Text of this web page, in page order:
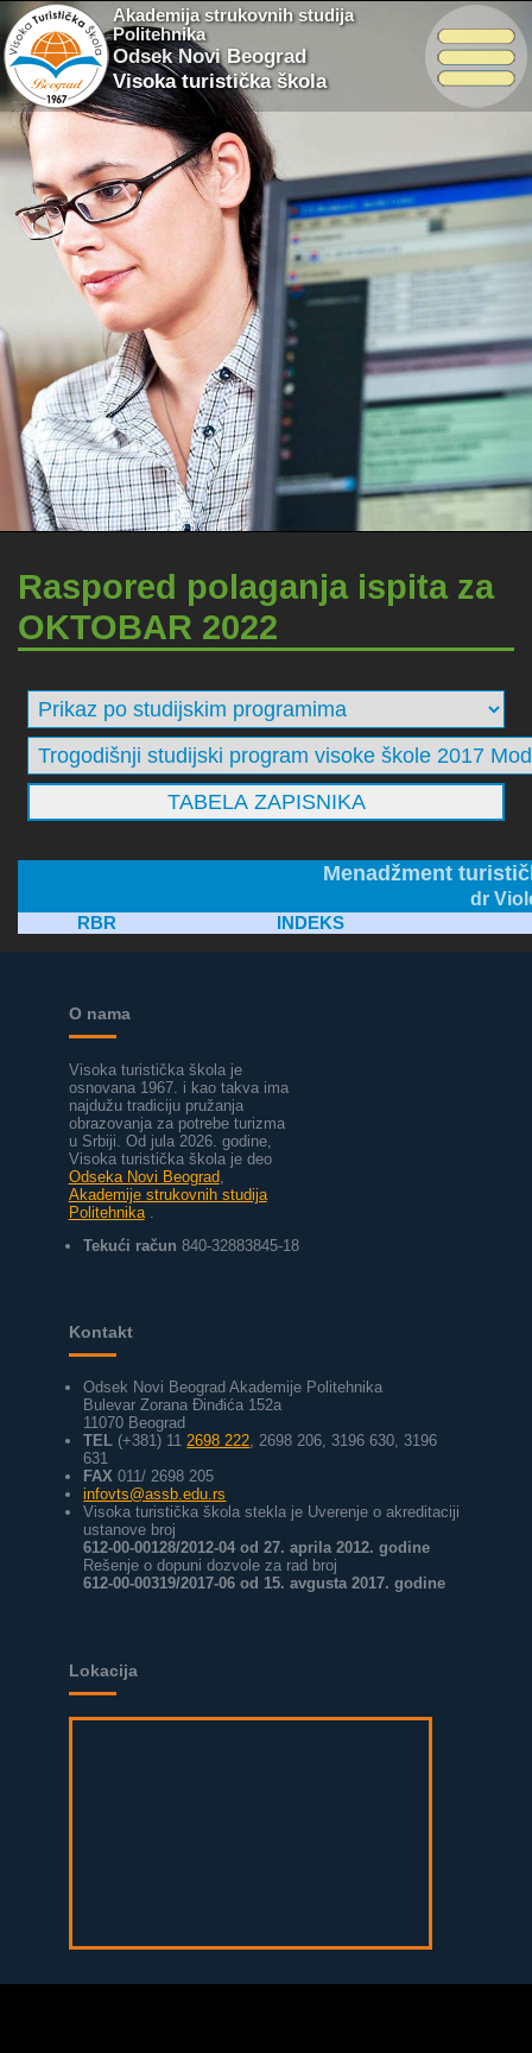
Akademija strukovnih studija
Politehnika
Odsek Novi Beograd
Visoka turistička škola
Raspored polaganja ispita za
OKTOBAR 2022
Menadžment
dr
RBR INDEKS
O nama
Visoka turistička škola je
osnovana 1967. i kao takva ima
najdužu tradiciju pružanja
obrazovanja za potrebe turizma
u Srbiji. Od jula 2026. godine,
Visoka turistička škola je deo
Odseka Novi Beograd
Akademije strukovnih studija
Politehnika
Tekući račun 840-32883845-18
Kontakt
Odsek Novi Beograd Akademije Politehnika
Bulevar Zorana Đinđića 152a
11070 Beograd
TEL (+381) 112698 222, 2698 206, 3196 630, 3196
631
FAX 011/ 2698 205
infovts@assb.edu.rs
Visoka turistička škola stekla je Uverenje o akreditaciji
ustanove broj
612-00-00128/2012-04 od 27. aprila 2012. godine
Rešenje o dopuni dozvole za rad broj
612-00-00319/2017-06 od 15. avgusta 2017. godine
Lokacija